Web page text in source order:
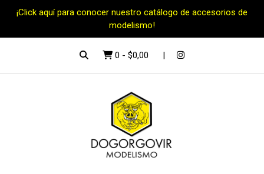
¡Click aquí para conocer nuestro catálogo de accesorios de
modelismo!
0 - $0,00